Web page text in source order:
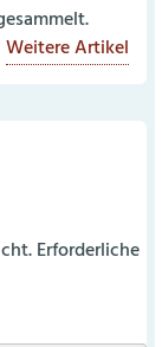
Weitere Artikel
Erforderliche